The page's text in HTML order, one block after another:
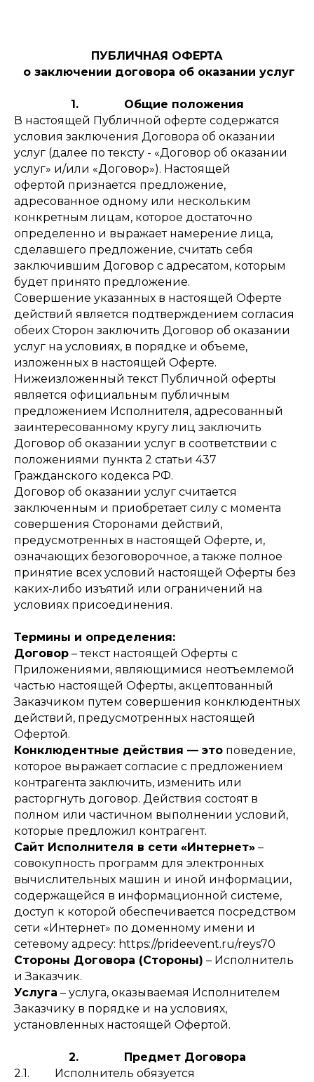
ПУБЛИЧНАЯ ОФЕРТА
о заключении договора об оказании услуг
1. Общие положения
В настоящей Публичной оферте содержатся
условия заключения Договора об оказании
услуг (далее по тексту - «Договор об оказании
услуг» и/или «Договор»). Настоящей
офертой признается предложение,
адресованное одному или нескольким
конкретным лицам, которое достаточно
определенно и выражает намерение лица,
сделавшего предложение, считать себя
заключившим Договор с адресатом, которым
будет принято предложение.
Совершение указанных в настоящей Оферте
действий является подтверждением согласия
обеих Сторон заключить Договор об оказании
услуг на условиях, в порядке и объеме,
изложенных в настоящей Оферте.
Нижеизложенный текст Публичной оферты
является официальным публичным
предложением Исполнителя, адресованный
заинтересованному кругу лиц заключить
Договор об оказании услуг в соответствии с
положениями пункта 2 статьи 437
Гражданского кодекса РФ.
Договор об оказании услуг считается
заключенным и приобретает силу с момента
совершения Сторонами действий,
предусмотренных в настоящей Оферте, и,
означающих безоговорочное, а также полное
принятие всех условий настоящей Оферты без
каких-либо изъятий или ограничений на
условиях присоединения.
Термины и определения:
Договор – текст настоящей Оферты с
Приложениями, являющимися неотъемлемой
частью настоящей Оферты, акцептованный
Заказчиком путем совершения конклюдентных
действий, предусмотренных настоящей
Офертой.
Конклюдентные действия — это поведение,
которое выражает согласие с предложением
контрагента заключить, изменить или
расторгнуть договор. Действия состоят в
полном или частичном выполнении условий,
которые предложил контрагент.
Сайт Исполнителя в сети «Интернет» –
совокупность программ для электронных
вычислительных машин и иной информации,
содержащейся в информационной системе,
доступ к которой обеспечивается посредством
сети «Интернет» по доменному имени и
сетевому адресу: https://prideevent.ru/reys70
Стороны Договора (Стороны) – Исполнитель
и Заказчик.
Услуга – услуга, оказываемая Исполнителем
Заказчику в порядке и на условиях,
установленных настоящей Офертой.
2. Предмет Договора
2.1. Исполнитель обязуется